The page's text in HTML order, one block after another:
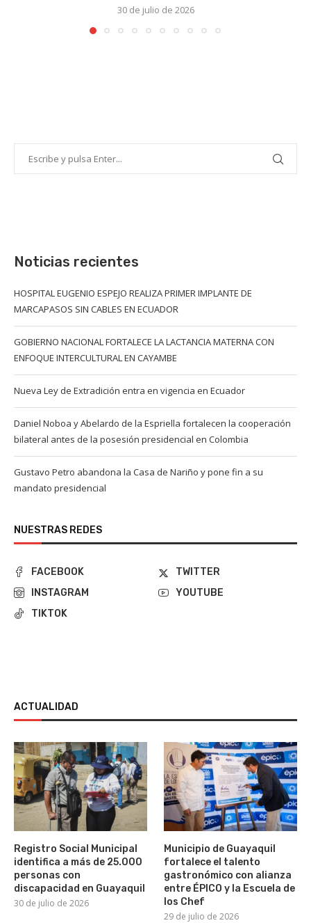
30 de julio de 2026
Noticias recientes
HOSPITAL EUGENIO ESPEJO REALIZA PRIMER IMPLANTE DE
MARCAPASOS SIN CABLES EN ECUADOR
GOBIERNO NACIONAL FORTALECE LA LACTANCIA MATERNA CON
ENFOQUE INTERCULTURAL EN CAYAMBE
Nueva Ley de Extradición entra en vigencia en Ecuador
Daniel Noboa y Abelardo de la Espriella fortalecen la cooperación
bilateral antes de la posesión presidencial en Colombia
Gustavo Petro abandona la Casa de Nariño y pone fin a su
mandato presidencial
NUESTRAS REDES
FACEBOOK
TWITTER
INSTAGRAM
YOUTUBE
TIKTOK
ACTUALIDAD
Registro Social Municipal
identifica a más de 25.000
personas con
discapacidad en Guayaquil
30 de julio de 2026
Municipio de Guayaquil
fortalece el talento
gastronómico con alianza
entre ÉPICO y la Escuela de
los Chef
29 de julio de 2026